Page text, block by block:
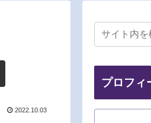
2022.10.03
プロフィ